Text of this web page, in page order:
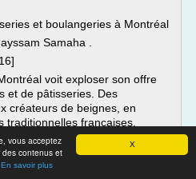
X
vous acceptez
des contenus et
En savoir plus
et boulangeries à Montréal
Samaha .
voit exploser son offre
et de pâtisseries. Des
créateurs de beignes, en
traditionnelles françaises,